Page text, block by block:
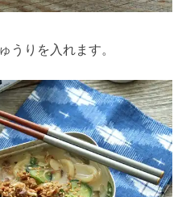
うりを入れます。